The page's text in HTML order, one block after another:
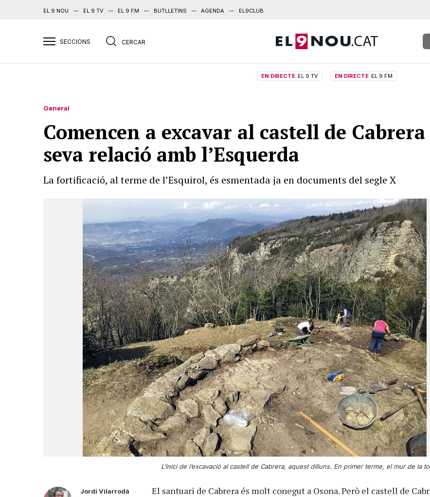
EL 9 NOU EL 9 TV EL 9 FM BUTLLETINS AGENDA EL9CLUB
EN DIRECTE EL 9 TV EN DIRECTE EL 9 FM
General
Comencen a excavar al castell de
seva relació amb l’Esquerda
La fortificació, al terme de l’Esquirol, és esmentada ja en documents del segle X
L’inici de l’excavació al castell de Cabrera, aquest dilluns. En primer terme, el mur de la
Jordi Vilarrodà
El santuari de Cabrera és molt conegut a Osona. Però el castell de